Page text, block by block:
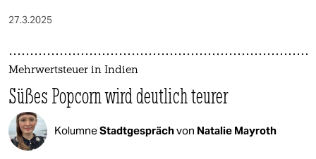
27.3.2025
Mehrwertsteuer in Indien
Süßes Popcorn wird deutlich teurer
KolumneStadtgesprächvon Natalie Mayroth